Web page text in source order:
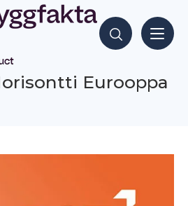
Hae sisältöjä
Eurooppa